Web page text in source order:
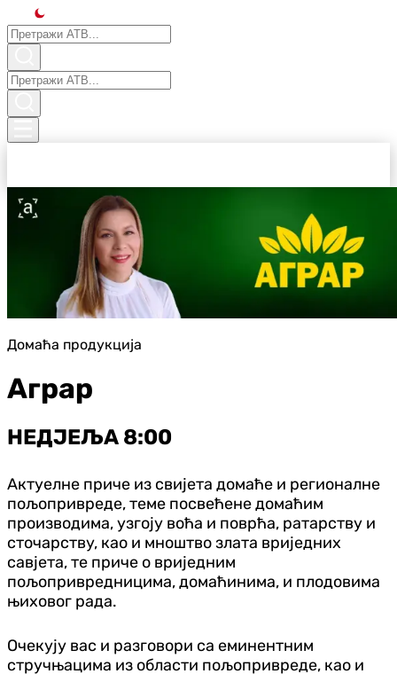
Домаћа продукција
Аграр
НЕДЈЕЉА 8:00
Актуелне приче из свијета домаће и регионалне
пољопривреде, теме посвећене домаћим
производима, узгоју воћа и поврћа, ратарству и
сточарству, као и мноштво злата вриједних
савјета, те приче о вриједним
пољопривредницима, домаћинима, и плодовима
њиховог рада.
Очекују вас и разговори са еминентним
стручњацима из области пољопривреде, као и